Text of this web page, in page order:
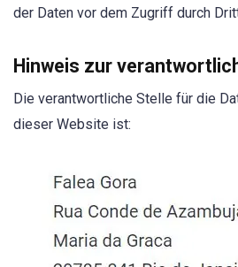
der Daten vor dem Zugriff durch
Hinweis zur
Die verantwortliche Stelle für die
dieser Website ist: